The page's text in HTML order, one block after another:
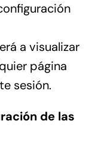
a visualizar
página
sesión.
de las